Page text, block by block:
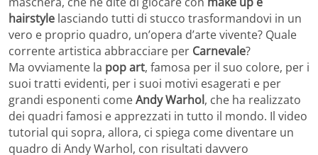
hairstyle lasciando tutti di stucco trasformandovi in un
vero e proprio quadro, un’opera d’arte vivente? Quale
corrente artistica abbracciare per Carnevale?
Ma ovviamente la pop art, famosa per il suo colore, per i
suoi tratti evidenti, per i suoi motivi esagerati e per
grandi esponenti comeAndy Warhol, che ha realizzato
dei quadri famosi e apprezzati in tutto il mondo. Il video
tutorial qui sopra, allora, ci spiega come diventare un
quadro di Andy Warhol, con risultati davvero